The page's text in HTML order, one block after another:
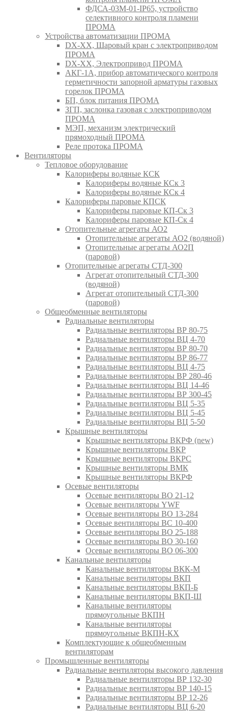
ФДСА-03М-01-IP65, устройство
селективного контроля пламени
ПРОМА
Устройства автоматизации ПРОМА
DX-XX, Шаровый кран c электроприводом
ПРОМА
DX-XX, Электропривод ПРОМА
АКГ-1А, прибор автоматического контроля
герметичности запорной арматуры газовых
горелок ПРОМА
БП, блок питания ПРОМА
ЗГП, заслонка газовая с электроприводом
ПРОМА
МЭП, механизм электрический
прямоходный ПРОМА
Реле протока ПРОМА
Вентиляторы
Тепловое оборудование
Калориферы водяные КСК
Калориферы водяные КСк 3
Калориферы водяные КСк 4
Калориферы паровые КПСК
Калориферы паровые КП-Ск 3
Калориферы паровые КП-Ск 4
Отопительные агрегаты АО2
Отопительные агрегаты АО2 (водяной)
Отопительные агрегаты АО2П
(паровой)
Отопительные агрегаты СТД-300
Агрегат отопительный СТД-300
(водяной)
Агрегат отопительный СТД-300
(паровой)
Общеобменные вентиляторы
Радиальные вентиляторы
Радиальные вентиляторы ВР 80-75
Радиальные вентиляторы ВЦ 4-70
Радиальные вентиляторы ВР 80-70
Радиальные вентиляторы ВР 86-77
Радиальные вентиляторы ВЦ 4-75
Радиальные вентиляторы ВР 280-46
Радиальные вентиляторы ВЦ 14-46
Радиальные вентиляторы ВР 300-45
Радиальные вентиляторы ВЦ 5-35
Радиальные вентиляторы ВЦ 5-45
Радиальные вентиляторы ВЦ 5-50
Крышные вентиляторы
Крышные вентиляторы ВКРФ (new)
Крышные вентиляторы ВКР
Крышные вентиляторы ВКРС
Крышные вентиляторы ВМК
Крышные вентиляторы ВКРФ
Осевые вентиляторы
Осевые вентиляторы ВО 21-12
Осевые вентиляторы YWF
Осевые вентиляторы ВО 13-284
Осевые вентиляторы ВС 10-400
Осевые вентиляторы ВО 25-188
Осевые вентиляторы ВО 30-160
Осевые вентиляторы ВО 06-300
Канальные вентиляторы
Канальные вентиляторы ВКК-М
Канальные вентиляторы ВКП
Канальные вентиляторы ВКП-Б
Канальные вентиляторы ВКП-Ш
Канальные вентиляторы
прямоугольные ВКПН
Канальные вентиляторы
прямоугольные ВКПН-КХ
Комплектующие к общеобменным
вентиляторам
Промышленные вентиляторы
Радиальные вентиляторы высокого давления
Радиальные вентиляторы ВР 132-30
Радиальные вентиляторы ВР 140-15
Радиальные вентиляторы ВР 12-26
Радиальные вентиляторы ВЦ 6-20